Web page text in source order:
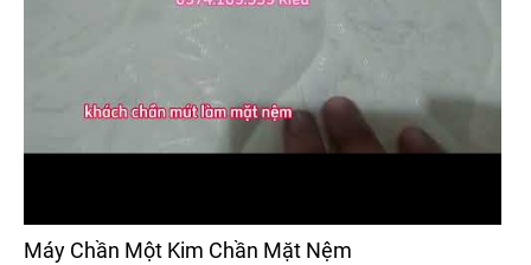
Máy Chần Một Kim Chần Mặt Nệm